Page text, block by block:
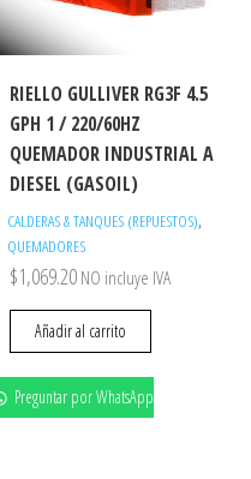
RIELLO GULLIVER RG3F 4.5
GPH 1 / 220/60HZ
QUEMADOR INDUSTRIAL A
DIESEL (GASOIL)
CALDERAS & TANQUES (REPUESTOS),
QUEMADORES
$1,069.20 NO incluye IVA
Añadir al carrito
Preguntar por WhatsApp